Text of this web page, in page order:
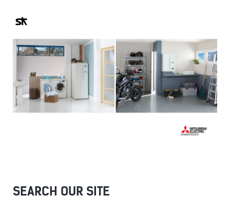
SEARCH OUR SITE